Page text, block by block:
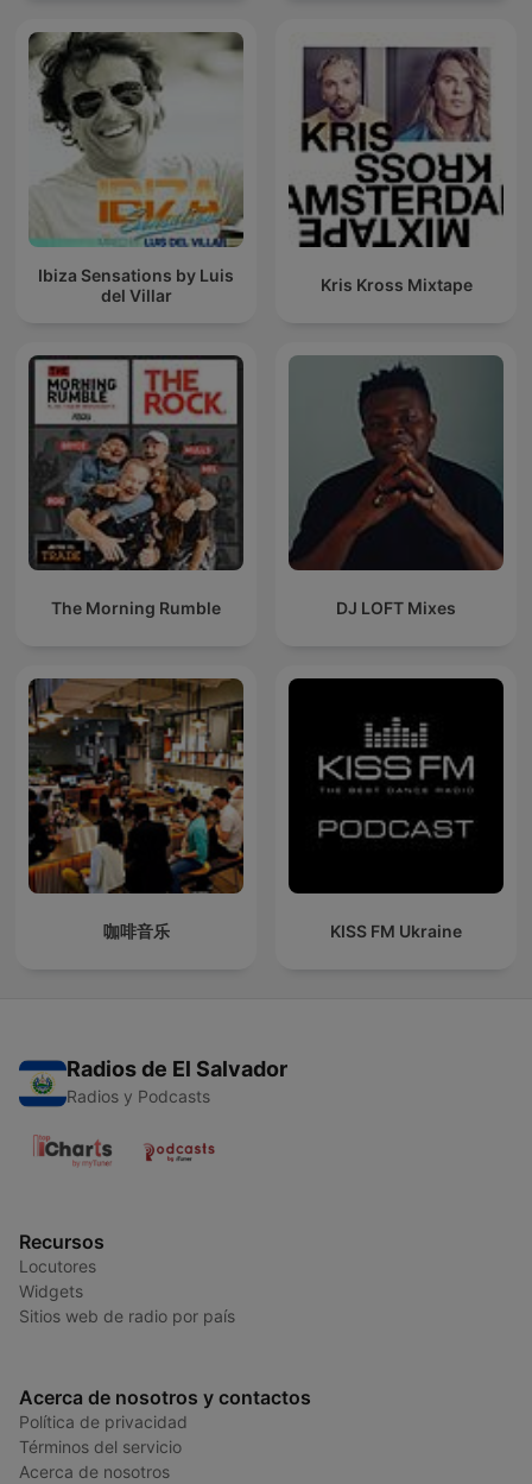
Ibiza Sensations by Luis
del Villar
Kris Kross Mixtape
The Morning Rumble DJ LOFT Mixes
咖啡音乐 KISS FM Ukraine
Radios de El Salvador
Radios y Podcasts
Recursos
Locutores
Widgets
Sitios web de radio por país
Acerca de nosotros y contactos
Política de privacidad
Términos del servicio
Acerca de nosotros